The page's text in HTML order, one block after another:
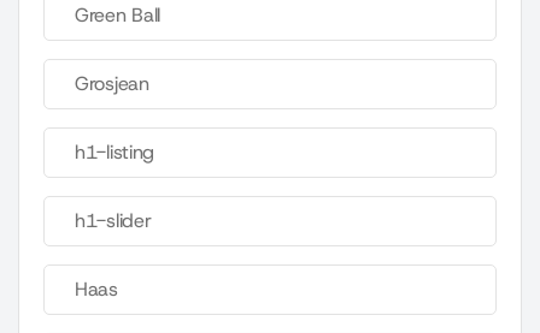
Green Ball
Grosjean
h1-listing
h1-slider
Haas